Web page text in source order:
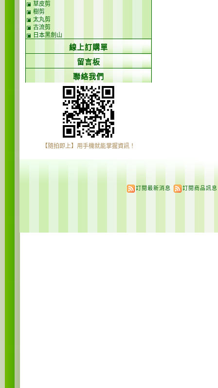
草皮剪
樹剪
太丸剪
古流剪
日本黑劍山
線上訂購單
留言板
聯絡我們
【隨拍即上】用手機就能掌握資訊！
訂閱最新消息 訂閱商品訊息